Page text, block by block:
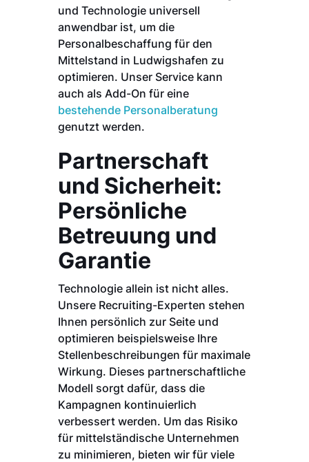
und Technologie universell
anwendbar ist, um die
Personalbeschaffung für den
Mittelstand in Ludwigshafen zu
optimieren. Unser Service kann
auch als Add-On für eine
bestehende Personalberatung
genutzt werden.
Partnerschaft
und Sicherheit:
Persönliche
Betreuung und
Garantie
Technologie allein ist nicht alles.
Unsere Recruiting-Experten stehen
Ihnen persönlich zur Seite und
optimieren beispielsweise Ihre
Stellenbeschreibungen für maximale
Wirkung. Dieses partnerschaftliche
Modell sorgt dafür, dass die
Kampagnen kontinuierlich
verbessert werden. Um das Risiko
für mittelständische Unternehmen
zu minimieren, bieten wir für viele